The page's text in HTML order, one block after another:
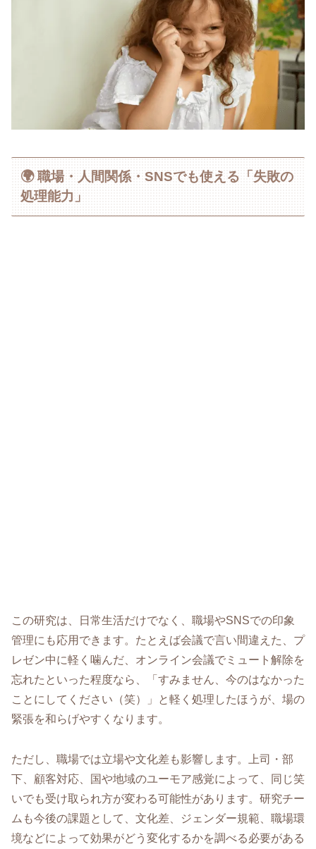
🌍 職場・人間関係・SNSでも使える「失敗の
処理能力」
この研究は、日常生活だけでなく、職場やSNSでの印象
管理にも応用できます。たとえば会議で言い間違えた、プ
レゼン中に軽く噛んだ、オンライン会議でミュート解除を
忘れたといった程度なら、「すみません、今のはなかった
ことにしてください（笑）」と軽く処理したほうが、場の
緊張を和らげやすくなります。
ただし、職場では立場や文化差も影響します。上司・部
下、顧客対応、国や地域のユーモア感覚によって、同じ笑
いでも受け取られ方が変わる可能性があります。研究チー
ムも今後の課題として、文化差、ジェンダー規範、職場環
境などによって効果がどう変化するかを調べる必要がある